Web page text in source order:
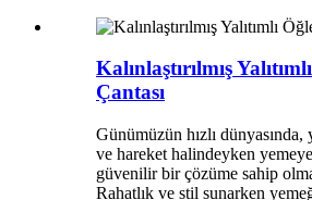
Kalınlaştırılmış
Çantası
Günümüzün hızlı
ve hareket halindeyken
güvenilir bir çözüme sahip
Rahatlık ve stil sunarken